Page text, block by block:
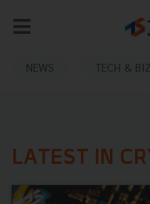
NEWS TECH & BIZ
LATEST IN